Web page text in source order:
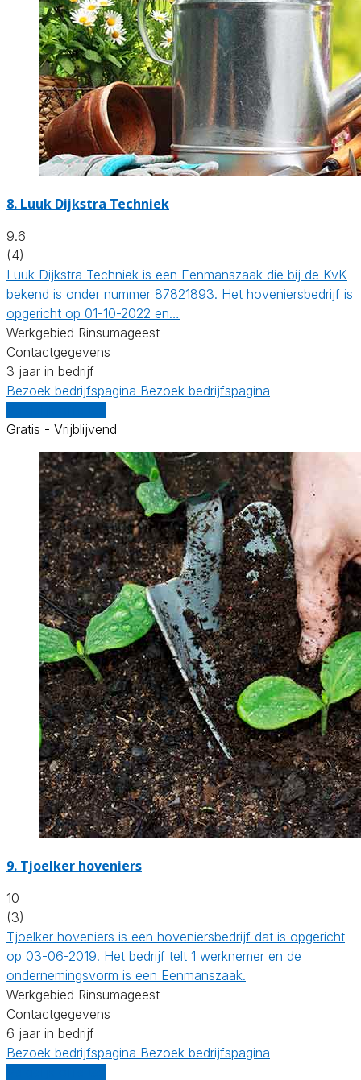
8. Luuk Dijkstra Techniek
9.6
(4)
Luuk Dijkstra Techniek is een Eenmanszaak die bij de KvK
bekend is onder nummer 87821893. Het hoveniersbedrijf is
opgericht op 01-10-2022 en…
Werkgebied Rinsumageest
Contactgegevens
3 jaar in bedrijf
Bezoek bedrijfspagina Bezoek bedrijfspagina
Gratis - Vrijblijvend
9. Tjoelker hoveniers
10
(3)
Tjoelker hoveniers is een hoveniersbedrijf dat is opgericht
op 03-06-2019. Het bedrijf telt 1 werknemer en de
ondernemingsvorm is een Eenmanszaak.
Werkgebied Rinsumageest
Contactgegevens
6 jaar in bedrijf
Bezoek bedrijfspagina Bezoek bedrijfspagina